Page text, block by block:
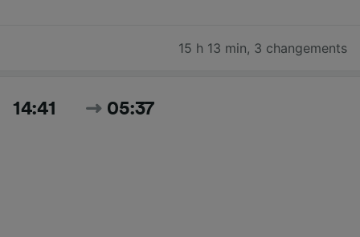
15 h 13 min, 3 changements
14:41 05:37